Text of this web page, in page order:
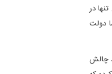
در
دولت
که ایران در توافق جدید خواستار خواهد شد، ندارد. اگرچه ایالات متحده ۱۲ شرط چالش‌